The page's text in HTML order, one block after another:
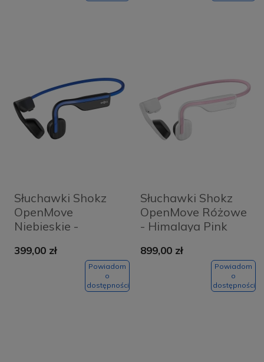
Słuchawki Shokz
OpenMove
Niebieskie -
399,00 zł
Powiadom
o
dostępności
Słuchawki Shokz
OpenMove Różowe
- Himalaya Pink
899,00 zł
Powiadom
o
dostępności